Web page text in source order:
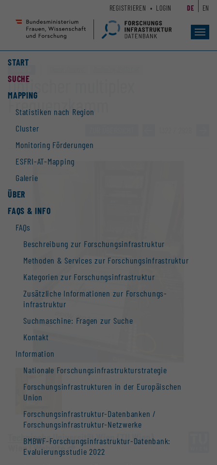
Seiteninhalt
Accesskey
Hauptnavigation
Accesskey
START
SUCHE
MAPPING
Statistiken nach Region
Cluster
Monitoring Förderungen
ESFRI-AT-Mapping
Galerie
ÜBER
FAQS & INFO
FAQs
Beschreibung zur Forschungs­infrastruktur
Methoden & Services zur Forschungs­infrastruktur
Kategorien zur Forschungs­infrastruktur
Zusätzliche Informationen zur Forschungs­
infrastruktur
Suchmaschine: Fragen zur Suche
Kontakt
Information
Nationale Forschungs­infrastruktur­strategie
Forschungs­infrastrukturen in der Europäischen
Union
Forschungs­infrastruktur-Datenbanken /
Forschungs­infrastruktur-Netzwerke
BMBWF-Forschungsinfrastruktur-Datenbank:
Evaluierungsstudie 2022
REGISTRIEREN LOGIN DE EN
Optischer multiplex
Frequenzkamm
Technische Universität Wien (TU Wien)
Wien |Website